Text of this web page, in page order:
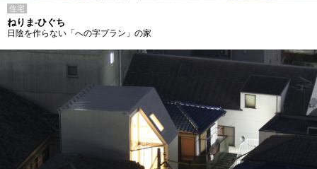
住宅
ねりま-ひぐち
日陰を作らない「への字プラン」の家